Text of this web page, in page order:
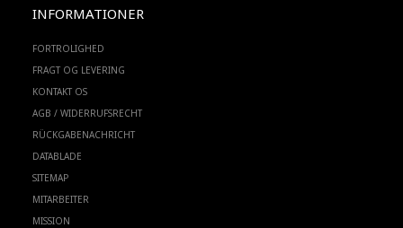
INFORMATIONER
FORTROLIGHED
FRAGT OG LEVERING
KONTAKT OS
AGB / WIDERRUFSRECHT
RÜCKGABENACHRICHT
DATABLADE
SITEMAP
MITARBEITER
MISSION